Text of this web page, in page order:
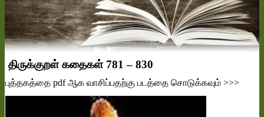
திருக்குறள் கதைகள் 781 – 830
புத்தகத்தை pdfஆக வாசிப்பதற்கு படத்தை சொடுக்கவும் >>>